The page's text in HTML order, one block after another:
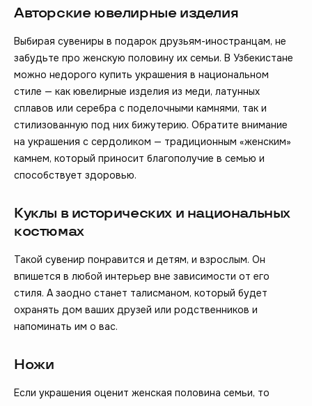
Авторские ювелирные изделия
Выбирая сувениры в подарок друзьям-иностранцам, не
забудьте про женскую половину их семьи. В Узбекистане
можно недорого купить украшения в национальном
стиле — как ювелирные изделия из меди, латунных
сплавов или серебра с поделочными камнями, так и
стилизованную под них бижутерию. Обратите внимание
на украшения с сердоликом — традиционным «женским»
камнем, который приносит благополучие в семью и
способствует здоровью.
Куклы в исторических и национальных
костюмах
Такой сувенир понравится и детям, и взрослым. Он
впишется в любой интерьер вне зависимости от его
стиля. А заодно станет талисманом, который будет
охранять дом ваших друзей или родственников и
напоминать им о вас.
Ножи
Если украшения оценит женская половина семьи, то